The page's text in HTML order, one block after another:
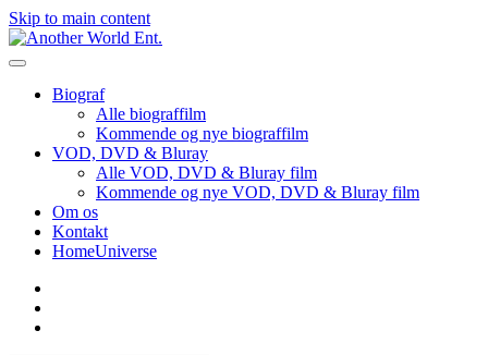
Skip to main content
Biograf
Alle biograffilm
Kommende og nye biograffilm
VOD, DVD & Bluray
Alle VOD, DVD & Bluray film
Kommende og nye VOD, DVD & Bluray film
Om os
Kontakt
HomeUniverse